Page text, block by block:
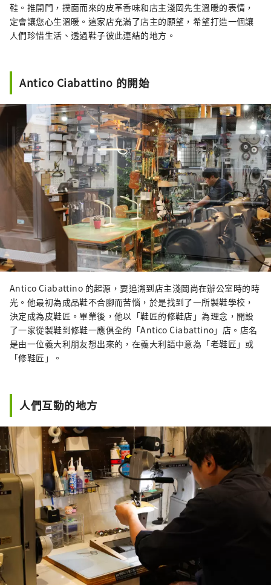
鞋。推開門，撲面而來的皮革香味和店主淺岡先生溫暖的表情，
定會讓您心生溫暖。這家店充滿了店主的願望，希望打造一個讓
人們珍惜生活、透過鞋子彼此連結的地方。
Antico Ciabattino 的開始
Antico Ciabattino 的起源，要追溯到店主淺岡尚在辦公室時的時
光。他最初為成品鞋不合腳而苦惱，於是找到了一所製鞋學校，
決定成為皮鞋匠。畢業後，他以「鞋匠的修鞋店」為理念，開設
了一家從製鞋到修鞋一應俱全的「Antico Ciabattino」店。店名
是由一位義大利朋友想出來的，在義大利語中意為「老鞋匠」或
「修鞋匠」。
人們互動的地方